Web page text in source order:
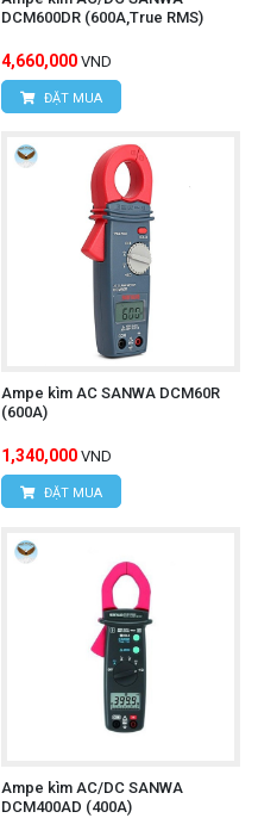
DCM600DR (600A,True RMS)
4,660,000 VND
ĐẶT MUA
Ampe kìm AC SANWA DCM60R
(600A)
1,340,000 VND
ĐẶT MUA
Ampe kìm AC/DC SANWA
DCM400AD (400A)